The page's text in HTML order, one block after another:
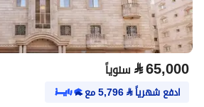
⃁65,000 سنوياً
ادفع شهرياً⃁
5,796مع